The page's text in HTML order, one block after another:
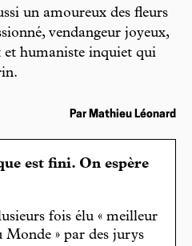
un amoureux des fleurs
vendangeur joyeux,
humaniste inquiet qui
Par Mathieu Léonard
est fini. On espère
fois élu « meilleur
» par des jurys